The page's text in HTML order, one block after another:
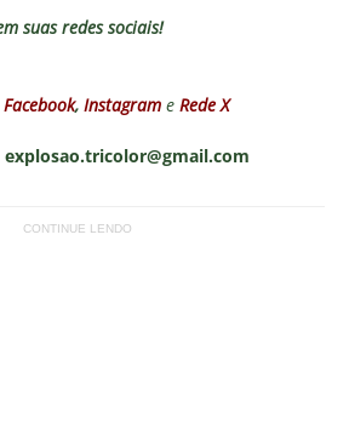
suas redes sociais!
Facebook, Instagram e Rede X
explosao.tricolor@gmail.com
CONTINUE LENDO